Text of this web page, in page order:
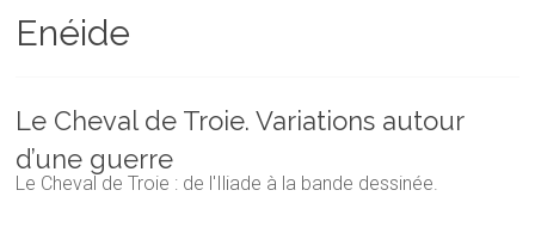
et
chercheurs
Faculté
des
lettres
Enéide
Le Cheval de Troie. Variations autour
d’une guerre
Le Cheval de Troie : de l'Iliade à la bande dessinée.